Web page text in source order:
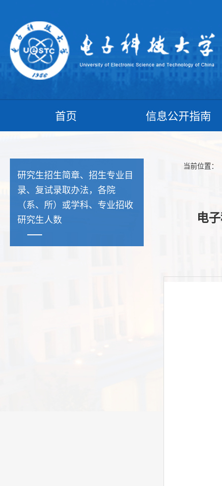
首页 信息公开指南
研究生招生简章、招生专业目
录、复试录取办法，各院
（系、所）或学科、专业招收
研究生人数
当前位置：
电